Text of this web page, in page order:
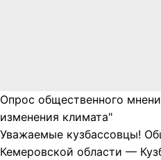
Опрос общественного
изменения климата"
Уважаемые кузбассовцы!
Кемеровской области —